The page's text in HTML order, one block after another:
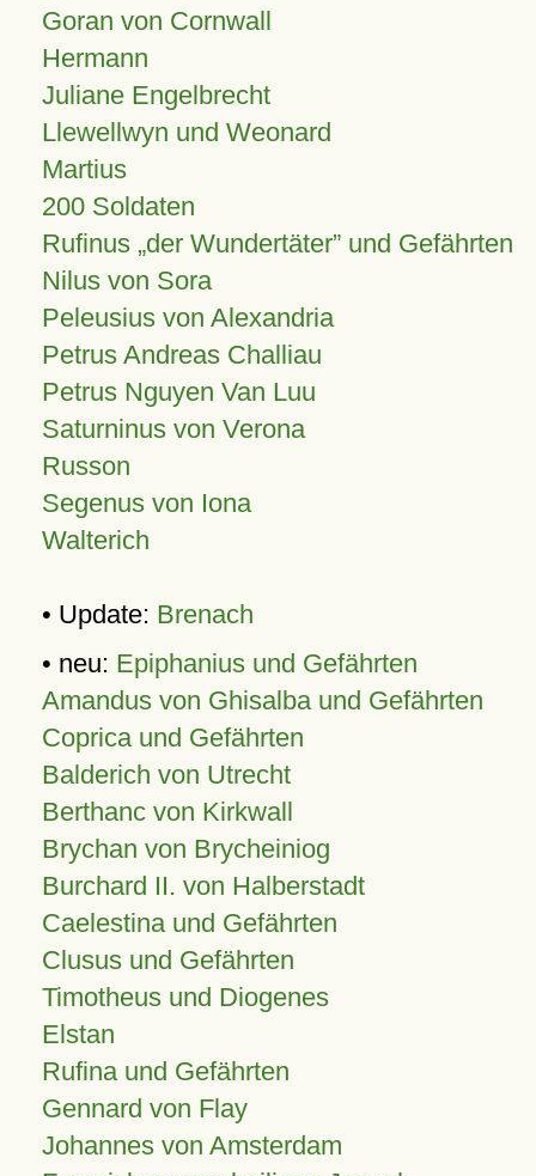
Goran von Cornwall
Hermann
Juliane Engelbrecht
Llewellwyn und Weonard
Martius
200 Soldaten
Rufinus „der Wundertäter” und Gefährten
Nilus von Sora
Peleusius von Alexandria
Petrus Andreas Challiau
Petrus Nguyen Van Luu
Saturninus von Verona
Russon
Segenus von Iona
Walterich
• Update: Brenach
• neu: Epiphanius und Gefährten
Amandus von Ghisalba und Gefährten
Coprica und Gefährten
Balderich von Utrecht
Berthanc von Kirkwall
Brychan von Brycheiniog
Burchard II. von Halberstadt
Caelestina und Gefährten
Clusus und Gefährten
Timotheus und Diogenes
Elstan
Rufina und Gefährten
Gennard von Flay
Johannes von Amsterdam